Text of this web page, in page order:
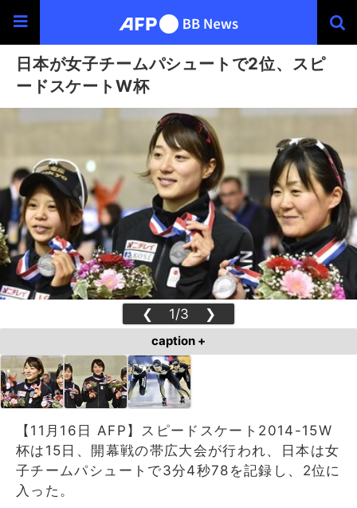
日本が女子チームパシュートで2位、スピ
ードスケートW杯
❮ 1/3 ❯
caption +
【11月16日 AFP】スピードスケート2014-15W
杯は15日、開幕戦の帯広大会が行われ、日本は女
子チームパシュートで3分4秒78を記録し、2位に
入った。